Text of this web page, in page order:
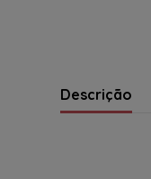
Descrição